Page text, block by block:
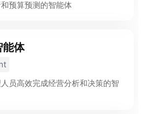
预算预测的智能体
能体
员高效完成经营分析和决策的智